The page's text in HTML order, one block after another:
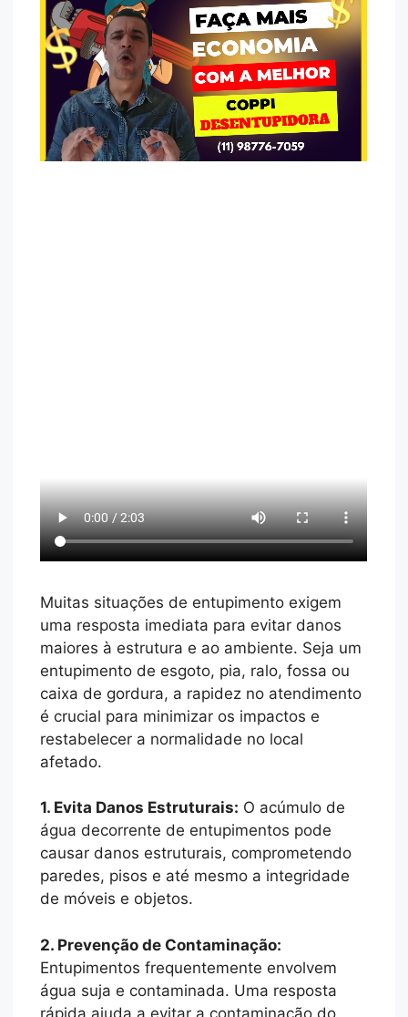
Muitas situações de entupimento exigem
uma resposta imediata para evitar danos
maiores à estrutura e ao ambiente. Seja um
entupimento de esgoto, pia, ralo, fossa ou
caixa de gordura, a rapidez no atendimento
é crucial para minimizar os impactos e
restabelecer a normalidade no local
afetado.
1. Evita Danos Estruturais: O acúmulo de
água decorrente de entupimentos pode
causar danos estruturais, comprometendo
paredes, pisos e até mesmo a integridade
de móveis e objetos.
2. Prevenção de Contaminação:
Entupimentos frequentemente envolvem
água suja e contaminada. Uma resposta
rápida ajuda a evitar a contaminação do